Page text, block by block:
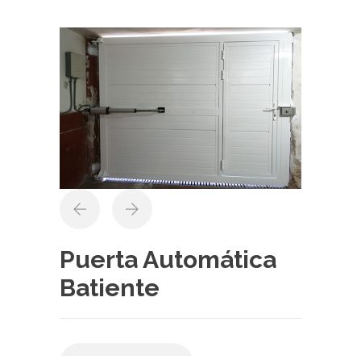
Puerta Automática
Batiente